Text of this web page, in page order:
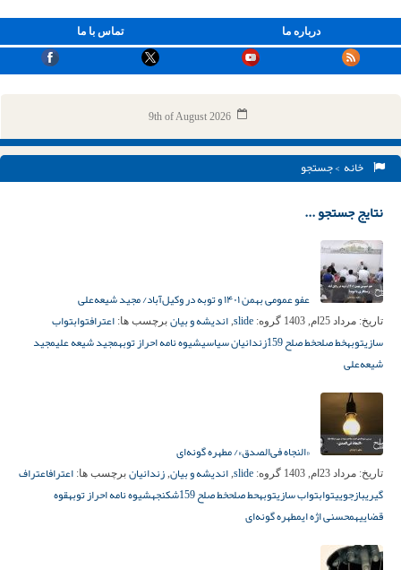
تماس با ما درباره ما
9th of August 2026
خانه > جستجو
نتایج جستجو ...
عفو عمومی بهمن ۱۴۰۱ و توبه در وکیل‌آباد/ مجید شیعه‌علی
تاریخ: مرداد 25ام, 1403 گروه: slide
, اندیشه و بیان برچسب ها: اعترافتوابتواب
سازیتوبهخط صلحخط صلح 159 زندانیان سیاسیشیوه نامه احراز توبهمجید شیعه علیمجید
شیعه‌علی
«النجاه فی‌الصدق»/ مطهره گونه‌ای
تاریخ: مرداد 23ام, 1403 گروه: slide
, اندیشه و بیان, زندانیان برچسب ها: اعترافاعتراف
گیریبازجوییتوابتواب سازیتوبهحط صلحخط صلح 159 شکنجهشیوه نامه احراز توبهقوه
قضاییهمحسنی اژه ایمطهره گونه‌ای